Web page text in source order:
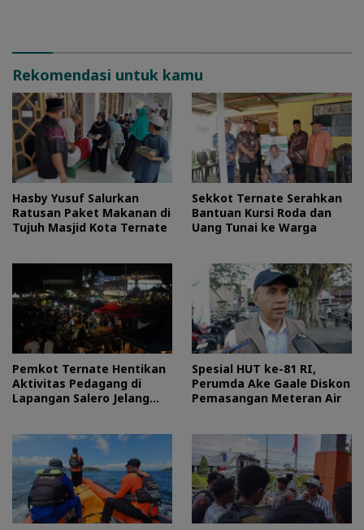
Rekomendasi untuk kamu
Hasby Yusuf Salurkan
Ratusan Paket Makanan di
Tujuh Masjid Kota Ternate
Sekkot Ternate Serahkan
Bantuan Kursi Roda dan
Uang Tunai ke Warga
Pemkot Ternate Hentikan
Aktivitas Pedagang di
Lapangan Salero Jelang
Spesial HUT ke-81 RI,
Perumda Ake Gaale Diskon
Pemasangan Meteran Air